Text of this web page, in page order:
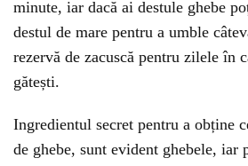
minute, iar dacă ai destule ghebe
destul de mare pentru a umble
rezervă de zacuscă pentru zilele în
gătești.
Ingredientul secret pentru a obține
de ghebe, sunt evident ghebele, iar